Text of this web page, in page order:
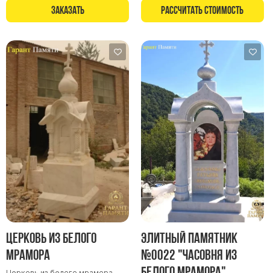
Памятники в форме креста
Зеркальные памятники
Памятники из белого мрамора Коелга
Креативные памятники
Кресты из белого мрамора
Фигурные памятники
Памятники в виде гитары
Памятники комбинированные
Памятники из цветного гранита
Памятники красные
Памятники красно-черные
Памятники коричневые
Памятники серые
Памятники зеленые
Памятники из Дымовского гранита
Заказать Рассчитать стоимость
Церковь из белого
мрамора
Элитный памятник
№0022 "Часовня из